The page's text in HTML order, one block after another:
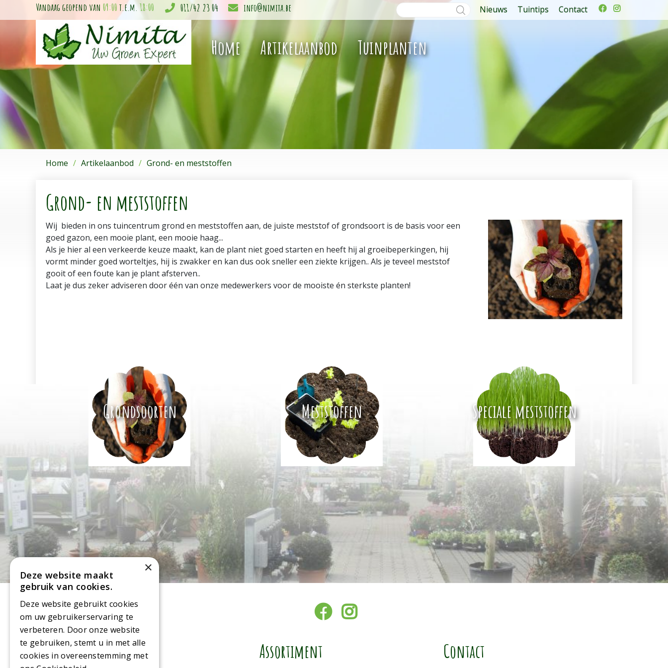
naar
Home Artikelaanbod Grond- en meststoffen
Vandaag geopend van 09:00 t.e.m.18:00 011/42 23 04 info@nimita.be Nieuws Tuintips Contact
Home Artikelaanbod Tuinplanten
Grond- en meststoffen
Wij bieden in ons tuincentrum grond en meststoffen aan, de juiste meststof of grondsoort is de basis voor een
goed gazon, een mooie plant, een mooie haag...
Als je hier al een verkeerde keuze maakt, kan de plant niet goed starten en heeft hij al groeibeperkingen, hij
vormt minder goed worteltjes, hij is zwakker en kan dus ook sneller een ziekte krijgen.. Als je teveel meststof
gooit of een foute kan je plant afsterven..
Laat je dus zeker adviseren door één van onze medewerkers voor de mooiste én sterkste planten!
Grondsoorten Meststoffen Speciale meststoffen
Openingsuren Assortiment Contact
×
Deze website maakt
gebruik van cookies.
Deze website gebruikt cookies
om uw gebruikerservaring te
verbeteren. Door onze website
te gebruiken, stemt u in met alle
cookies in overeenstemming met